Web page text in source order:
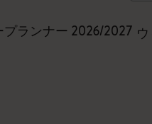
ランナー 2026/2027